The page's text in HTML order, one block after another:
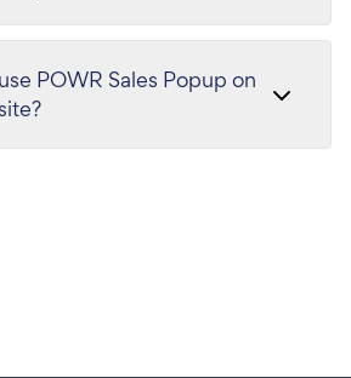
POWR Sales Popup on